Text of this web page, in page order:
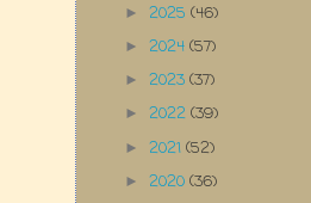
► 2025 (46)
► 2024 (57)
► 2023 (37)
► 2022 (39)
► 2021 (52)
► 2020 (36)